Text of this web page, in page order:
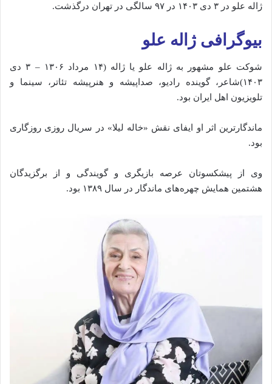
ژاله علو در ۳ دی ۱۴۰۳ در ۹۷ سالگی در تهران درگذشت.
بیوگرافی ژاله علو
شوکت علو مشهور به ژاله علو یا ژاله (۱۴ مرداد ۱۳۰۶ – ۳ دی
۱۴۰۳)شاعر، گوینده رادیو، صداپیشه و هنرپیشه تئاتر، سینما و
تلویزیون اهل ایران بود.
ماندگارترین اثر او ایفای نقش «خاله لیلا» در سریال روزی روزگاری
بود.
وی از پیشکسوتان عرصه بازیگری و گویندگی و از برگزیدگان
هشتمین همایش چهره‌های ماندگار در سال ۱۳۸۹ بود.